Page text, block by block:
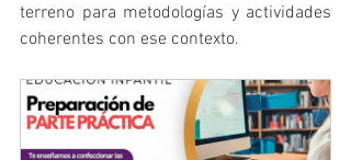
terreno para metodologías y actividades
coherentes con ese contexto.